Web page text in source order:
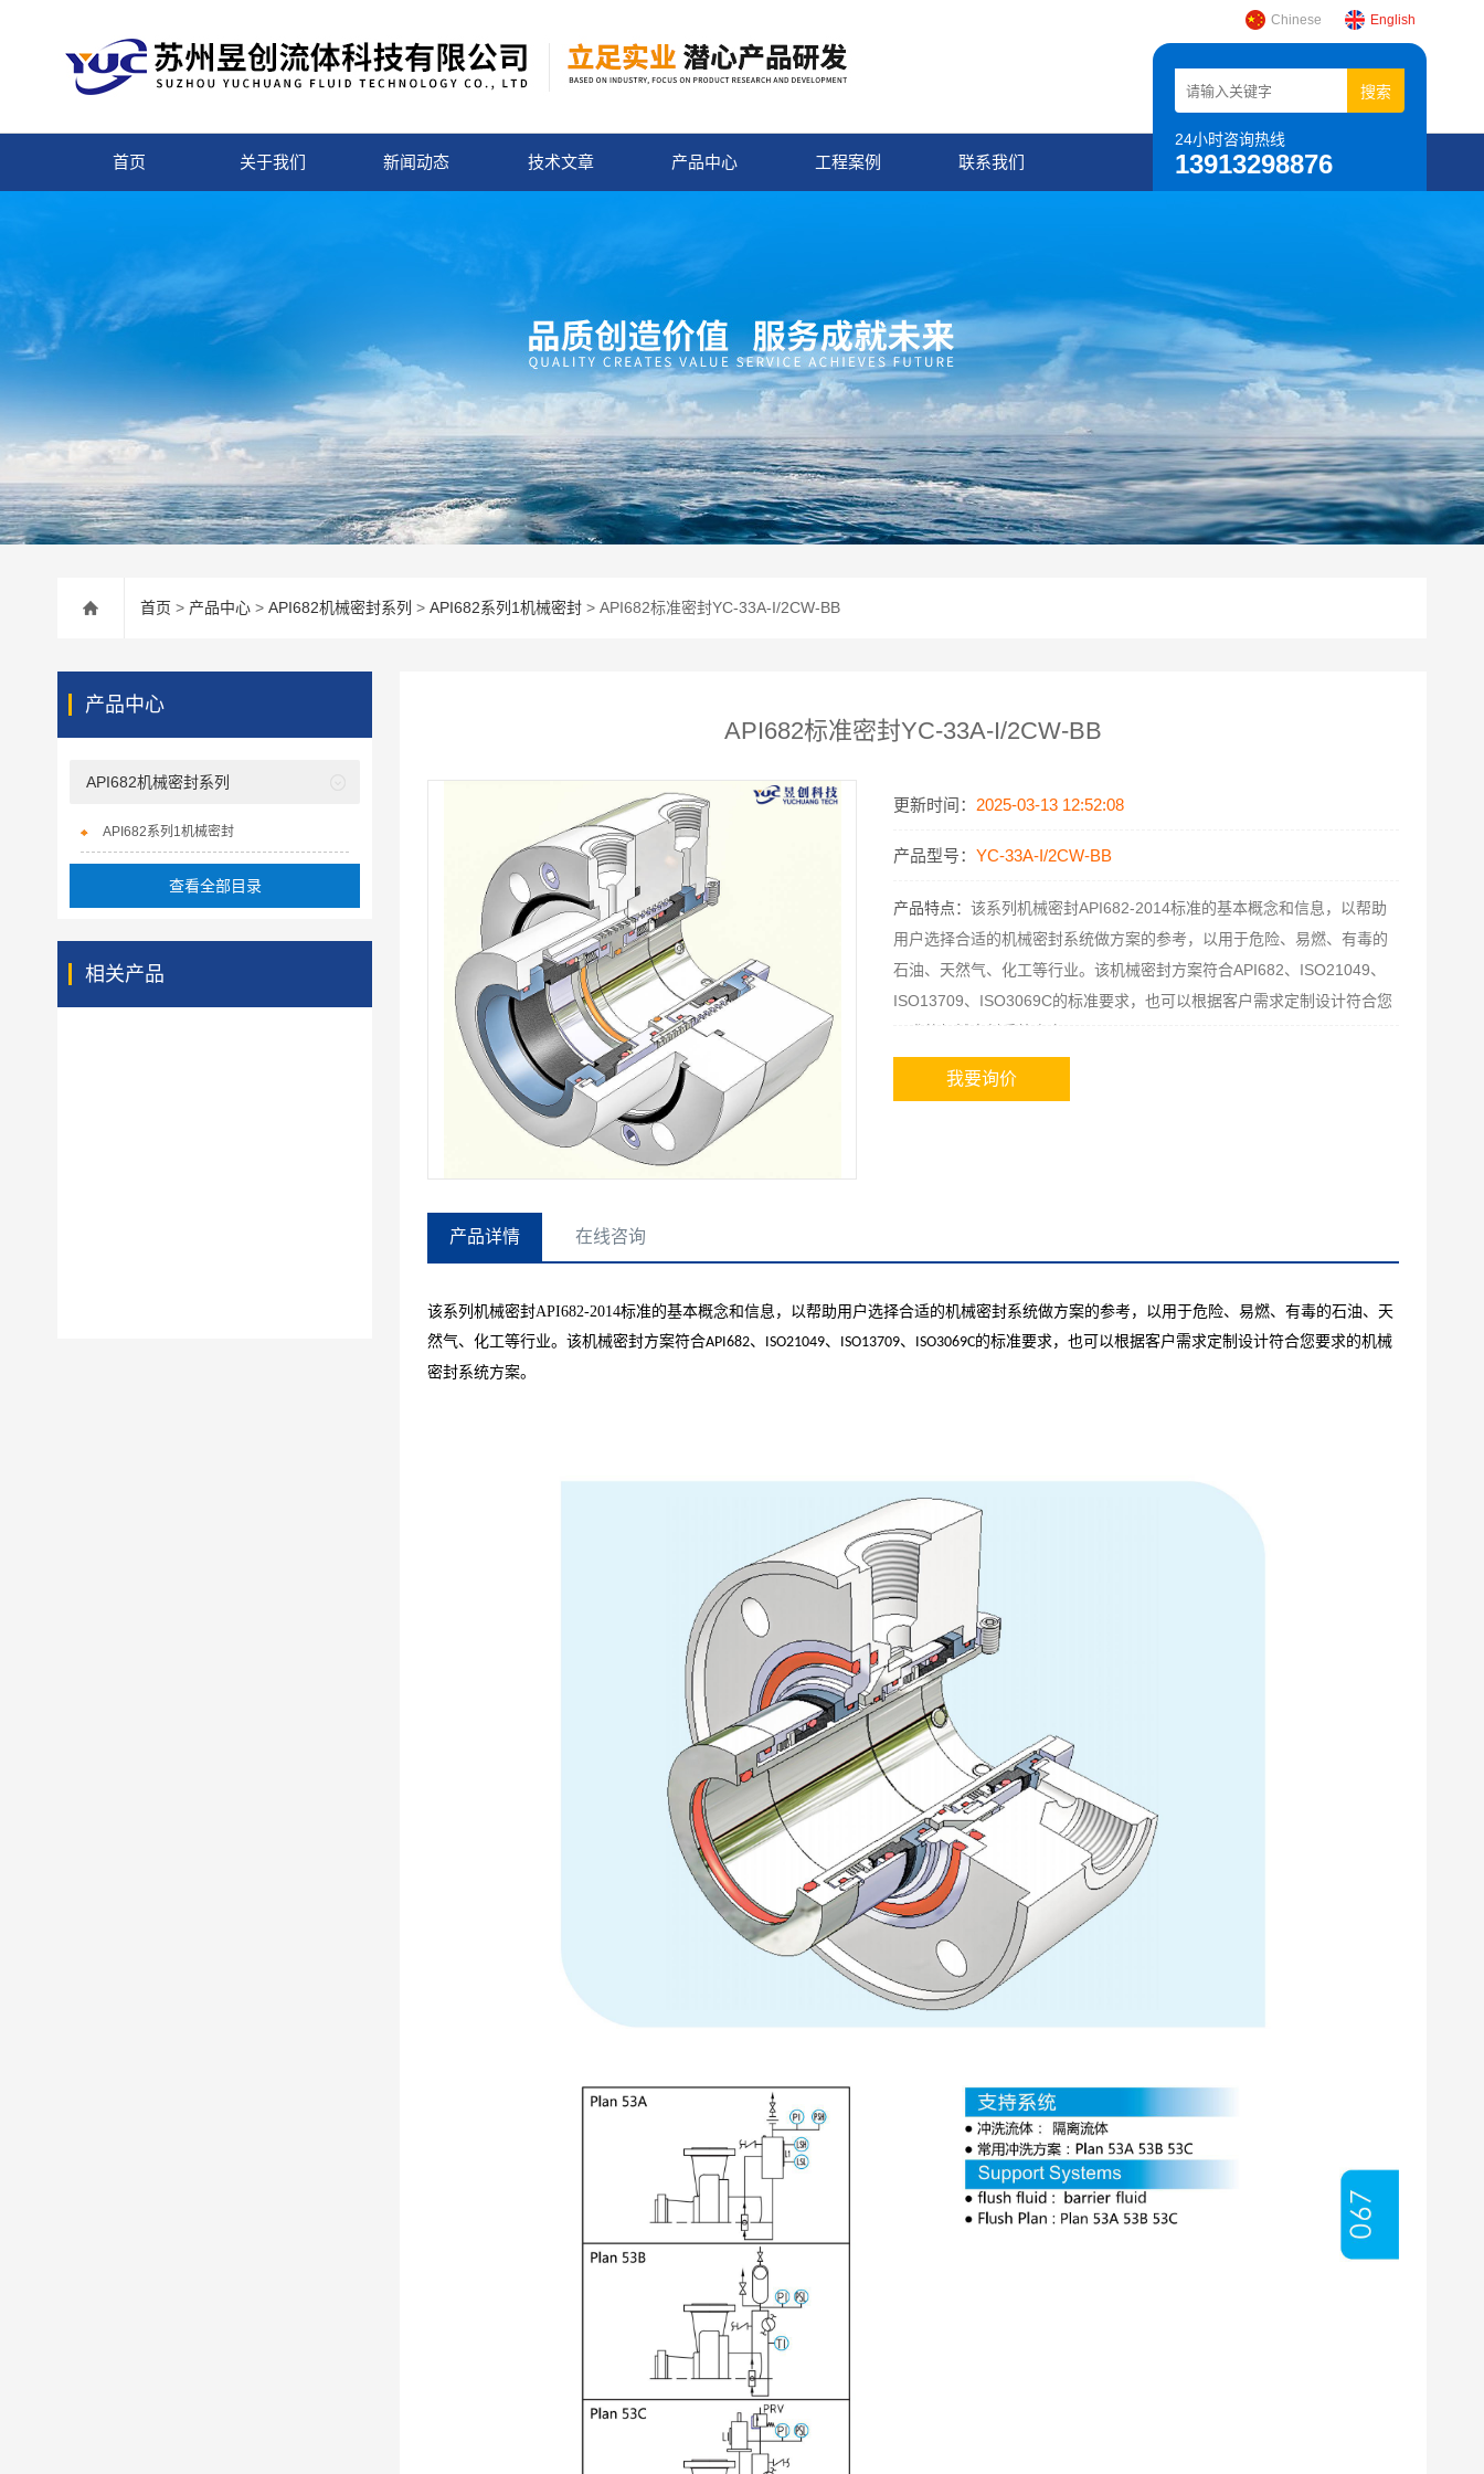
Chinese English
24小时咨询热线
13913298876
首页 关于我们 新闻动态 技术文章 产品中心 工程案例 联系我们
首页 > 产品中心 > API682机械密封系列 > API682系列1机械密封 > API682标准密封YC-33A-I/2CW-BB
API682标准密封YC-33A-I/2CW-BB
更新时间： 2025-03-13 12:52:08
产品型号：YC-33A-I/2CW-BB
产品特点：该系列机械密封API682-2014标准的基本概念和信息，以帮助
用户选择合适的机械密封系统做方案的参考，以用于危险、易燃、有毒的
石油、天然气、化工等行业。该机械密封方案符合API682、ISO21049、
ISO13709、ISO3069C的标准要求，也可以根据客户需求定制设计符合您
我要询价
产品详情 在线咨询
该系列机械密封API682-2014标准的基本概念和信息，以帮助用户选择合适的机械密封系统做方案的参考，以用于危险、易燃、有毒的石油、天
然气、化工等行业。该机械密封方案符合API682、 ISO21049、 ISO13709、 ISO3069C的标准要求，也可以根据客户需求定制设计符合您要求的机械
密封系统方案。
产品中心
API682机械密封系列
API682系列1机械密封
查看全部目录
相关产品